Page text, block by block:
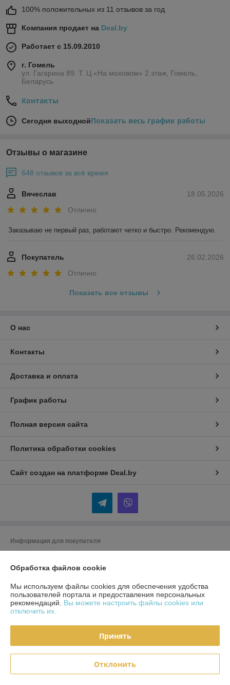
100% положительных из 11 отзывов за год
Компания продает на Deal.by
Работает с 15.09.2010
г. Гомель
ул. Гагарина 89. Т. Ц «На моховом» 2 этаж, Гомель,
Беларусь
Контакты
Сегодня выходнойПоказать весь график работы
Отзывы о магазине
648 отзывов за всё время
18.05.2026
Вячеслав
Отлично
Заказываю не первый раз, работают четко и быстро. Рекомендую.
26.02.2026
Покупатель
Отлично
Показать все отзывы
О нас
Контакты
Доставка и оплата
График работы
Полная версия сайта
Политика обработки cookies
Сайт создан на платформе Deal.by
Информация для покупателя
Александрович
Беларусь, Гомельская обл., Гомельский р-н.
Регистрационный номер ЕГР: 490393325
УНП: 490393325
комитет
Дата регистрации компании: 30.11.2018
Обработка файлов cookie
Мы используем файлы cookies для обеспечения удобства
пользователей портала и предоставления персональных
рекомендаций. Вы можете настроить файлы cookies или
отключить их.
Принять
Отклонить